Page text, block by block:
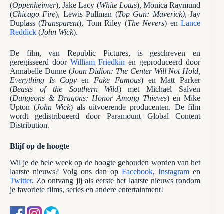
(Oppenheimer), Jake Lacy (White Lotus), Monica Raymund
(Chicago Fire), Lewis Pullman (Top Gun: Maverick), Jay
Duplass (Transparent), Tom Riley (The Nevers) enLance
Reddick (John Wick).
De film, van Republic Pictures, is geschreven en
geregisseerd doorWilliam Friedkin en geproduceerd door
Annabelle Dunne (Joan Didion: The Center Will Not Hold,
Everything Is Copyen Fake Famous) en Matt Parker
(Beasts of the Southern Wild) met Michael Salven
(Dungeons & Dragons: Honor Among Thieves) en Mike
Upton (John Wick) als uitvoerende producenten. De film
wordt gedistribueerd door Paramount Global Content
Distribution.
Blijf op de hoogte
Wil je de hele week op de hoogte gehouden worden van het
laatste nieuws? Volg ons dan opFacebook,Instagramen
Twitter. Zo ontvang jij als eerste het laatste nieuws rondom
je favoriete films, series en andere entertainment!